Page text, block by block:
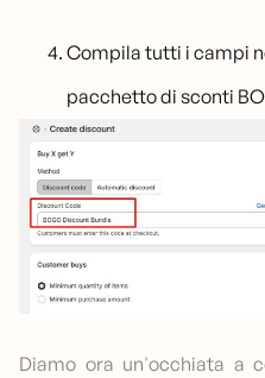
Compila tutti i campi
pacchetto di sconti
Diamo ora un'occhiata a